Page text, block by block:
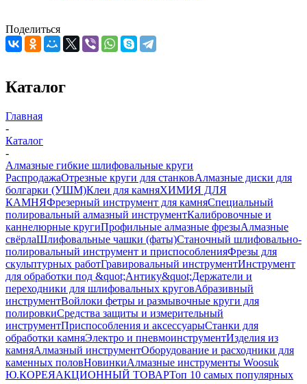
Поделиться
Каталог
Главная
-
Каталог
-
Алмазные гибкие шлифовальные круги
РаспродажаОтрезные круги для станковАлмазные диски для
болгарки (УШМ)Клеи для камняХИМИЯ ДЛЯ
КАМНЯФрезерный инструмент для камняСпециальный
полировальный алмазный инструментКалибровочные и
каннелюрные кругиПрофильные алмазные фрезыАлмазные
свёрлаШлифовальные чашки (фаты)Станочный шлифовально-
полировальный инструмент и приспособленияФрезы для
скульптурных работГравировальный инструментИнструмент
для обработки под &quot;Антику&quot;Держатели и
переходники для шлифовальных круговАбразивный
инструментВойлоки фетры и размывочные круги для
полировкиСредства защиты и измерительный
инструментПриспособления и аксессуарыСтанки для
обработки камняЭлектро и пневмоинструментИзделия из
камняАлмазный инструментОборудование и расходники для
каменных половНовинкиАлмазные инструменты Woosuk
Ю.КОРЕЯАКЦИОННЫЙ ТОВАРТоп 10 самых популярных